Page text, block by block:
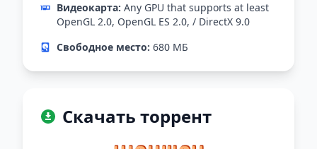
Видеокарта: Any GPU that supports at least
OpenGL 2.0, OpenGL ES 2.0, / DirectX 9.0
Свободное место: 680 МБ
Скачать торрент